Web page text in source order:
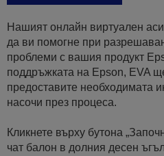
Нашият онлайн виртуален
да ви помогне при
проблеми с вашия продукт
поддръжката на Epson, EVA
предоставите необходимата
насочи през процеса.
Кликнете върху бутона
чат балон в долния десен